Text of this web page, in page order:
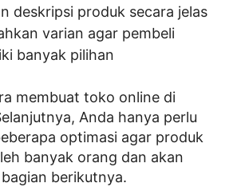
deskripsi produk secara jelas
varian agar pembeli
banyak pilihan
membuat toko online di
Anda hanya perlu
optimasi agar produk
banyak orang dan akan
berikutnya.